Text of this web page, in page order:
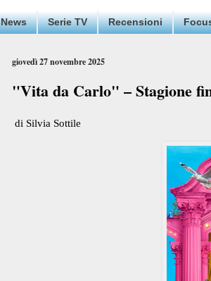
News Serie TV Recensioni
giovedì 27 novembre 2025
"Vita da Carlo" – Stagione
di Silvia Sottile